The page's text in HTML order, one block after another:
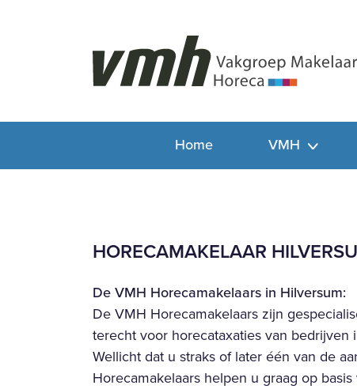
Home VMH
HORECAMAKELAAR
De VMH Horecamakelaars in Hilversum:
De VMH Horecamakelaars zijn
terecht voor horecataxaties van
Wellicht dat u straks of later één van de
Horecamakelaars helpen u graag op basis